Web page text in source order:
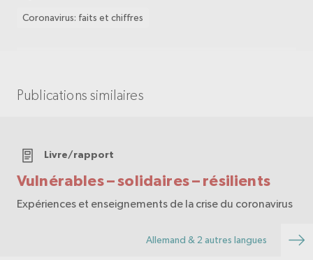
Coronavirus: faits et chiffres
Publications similaires
Vulnérables – solidaires – résilients
Livre/rapport
Expériences et enseignements de la crise du coronavirus
Allemand & 2 autres langues